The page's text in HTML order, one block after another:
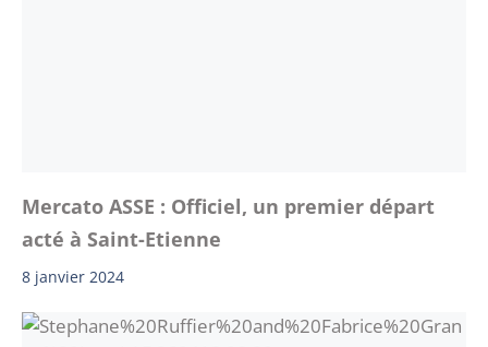
Mercato ASSE : Officiel, un premier départ
acté à Saint-Etienne
8 janvier 2024